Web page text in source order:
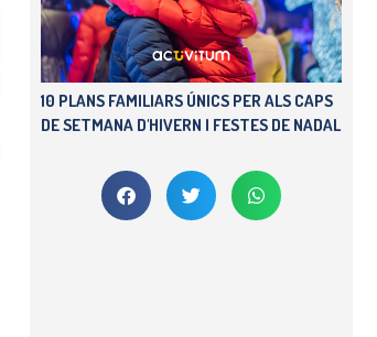
10 PLANS FAMILIARS ÚNICS PER ALS CAPS
DE SETMANA D'HIVERN I FESTES DE NADAL